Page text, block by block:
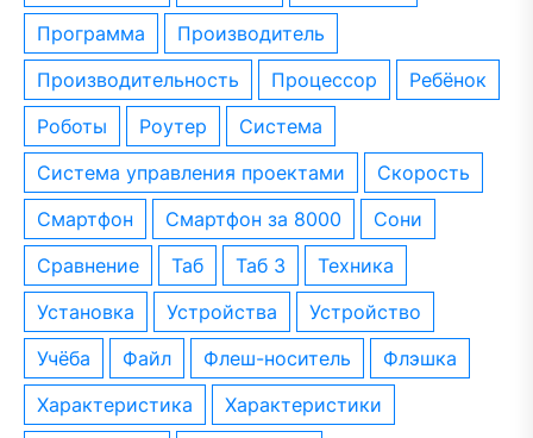
программа
производитель
производительность
процессор
ребёнок
роботы
роутер
система
система управления проектами
скорость
смартфон
смартфон за 8000
сони
сравнение
таб таб 3
техника
установка
устройства
устройство
учёба
файл флеш-носитель
флэшка
характеристика
характеристики